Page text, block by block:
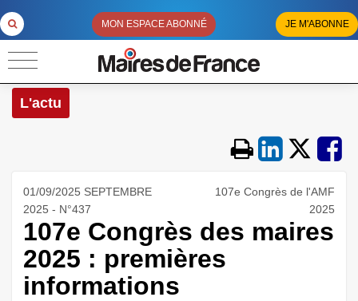
MON ESPACE ABONNÉ JE M'ABONNE
L'actu
01/09/2025 SEPTEMBRE
2025 - N°437
107e Congrès de l'AMF
2025
107e Congrès des maires
2025 : premières
informations